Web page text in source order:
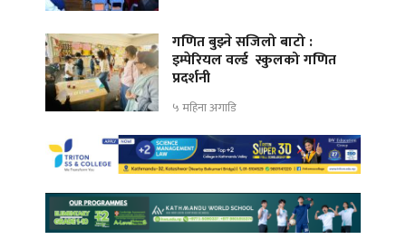
गणित बुझ्ने सजिलो बाटो :
इम्पेरियल वर्ल्ड स्कुलको गणित
प्रदर्शनी
५ महिना अगाडि